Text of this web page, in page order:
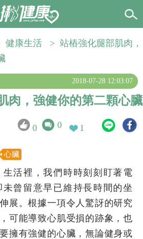
健康生活 > 站樁強化腿部肌肉，
2018-07-28 12:03:07
肉，強健你的第二顆心臟
0 0 1
心臟
活裡，我們時時刻刻盯著電
曾留意早已維持長時間的坐
展。根據一項令人驚訝的研究
可能導致心肌受損的跡象，也
擁有強健的心臟，無論健身或